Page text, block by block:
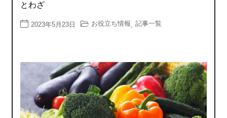
とわざ
2023年5月23日 お役立ち情報 記事一覧